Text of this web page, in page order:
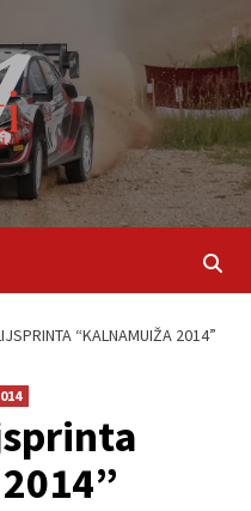
“KALNAMUIŽA 2014”